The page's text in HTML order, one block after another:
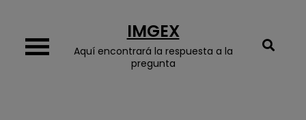
content
IMGEX
Aquí encontrará la respuesta a la
pregunta